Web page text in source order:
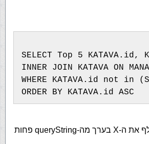
SELECT Top 5 KATAVA.id,
INNER JOIN KATAVA ON
WHERE KATAVA.id not in
ORDER BY KATAVA.id ASC
בתת שאילתא החלף את ה-X בערך מה-queryString פחות